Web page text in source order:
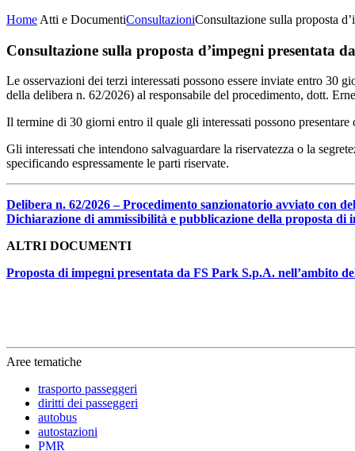
Home Atti e DocumentiConsultazioniConsultazione sulla proposta
Consultazione sulla proposta d’impegni presentata
Le osservazioni dei terzi interessati possono essere inviate entro 30
della delibera n. 62/2026) al responsabile del procedimento, dott.
Il termine di 30 giorni entro il quale gli interessati possono
Gli interessati che intendono salvaguardare la riservatezza o la
specificando espressamente le parti riservate.
Delibera n. 62/2026 – Procedimento sanzionatorio avviato con
Dichiarazione di ammissibilità e pubblicazione della proposta di
ALTRI DOCUMENTI
Proposta di impegni presentata da FS Park S.p.A. nell’ambito
Aree tematiche
trasporto passeggeri
diritti dei passeggeri
autobus
autostazioni
PMR